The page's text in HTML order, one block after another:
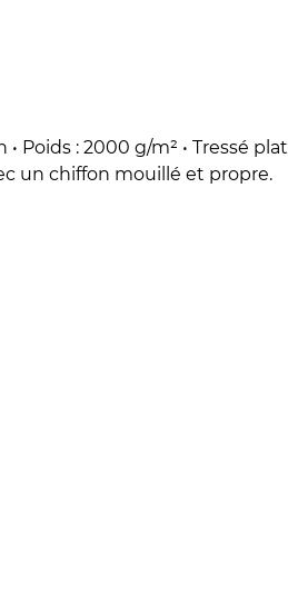
Poids : 2000 g/m² • Tressé plat
un chiffon mouillé et propre.